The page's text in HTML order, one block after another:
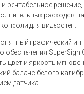
рентабельное
расходов
для видеостен.
графический
обеспечения SuperSign
цвет и яркость
баланс белого
датчика